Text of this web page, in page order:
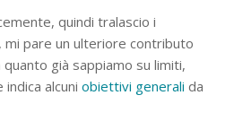
quindi tralascio i
mi pare un ulteriore contributo
già sappiamo su limiti,
alcuni obiettivi generali da